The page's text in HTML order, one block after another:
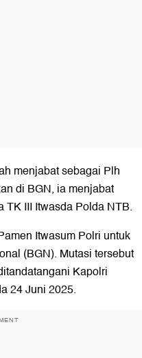
menjabat sebagai Plh
di BGN, ia menjabat
III Itwasda Polda NTB.
Itwasum Polri untuk
(BGN). Mutasi tersebut
Kapolri
24 Juni 2025.